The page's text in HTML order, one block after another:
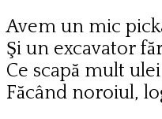
Avem un mic
Şi un excavator
Ce scapă mult
Făcând noroiul,